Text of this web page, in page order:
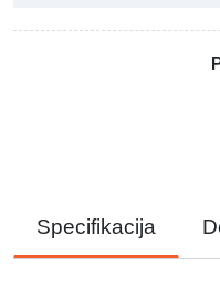
Specifikacija